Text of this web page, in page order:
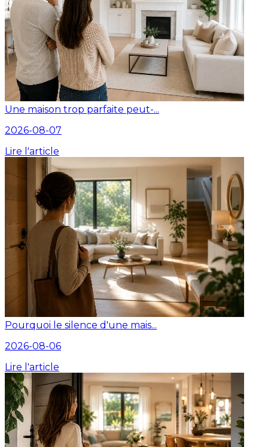
Une maison trop parfaite peut-...
2026-08-07
Lire l'article
Pourquoi le silence d'une mais...
2026-08-06
Lire l'article